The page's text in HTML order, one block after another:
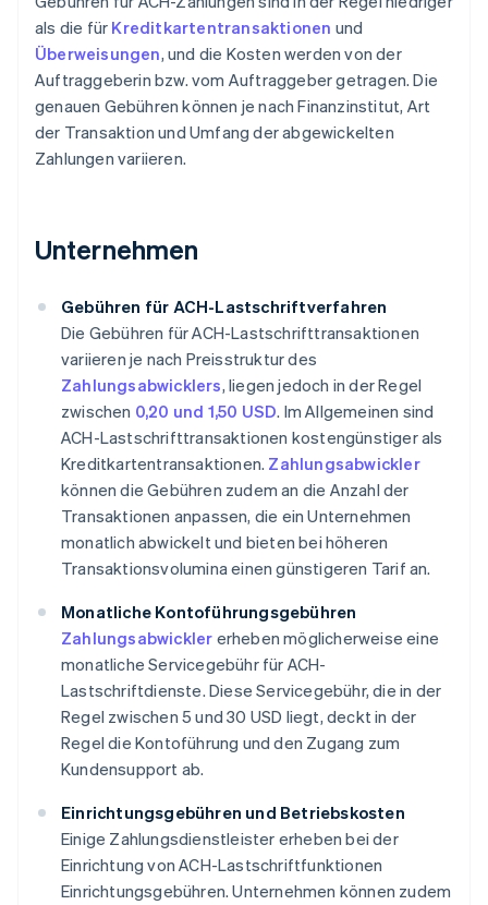
als die für Kreditkartentransaktionen und
Überweisungen, und die Kosten werden von der
Auftraggeberin bzw. vom Auftraggeber getragen. Die
genauen Gebühren können je nach Finanzinstitut, Art
der Transaktion und Umfang der abgewickelten
Zahlungen variieren.
Unternehmen
Gebühren für ACH-Lastschriftverfahren
Die Gebühren für ACH-Lastschrifttransaktionen
variieren je nach Preisstruktur des
Zahlungsabwicklers, liegen jedoch in der Regel
zwischen 0,20 und 1,50 USD. Im Allgemeinen sind
ACH-Lastschrifttransaktionen kostengünstiger als
Kreditkartentransaktionen. Zahlungsabwickler
können die Gebühren zudem an die Anzahl der
Transaktionen anpassen, die ein Unternehmen
monatlich abwickelt und bieten bei höheren
Transaktionsvolumina einen günstigeren Tarif an.
Monatliche Kontoführungsgebühren
Zahlungsabwickler erheben möglicherweise eine
monatliche Servicegebühr für ACH-
Lastschriftdienste. Diese Servicegebühr, die in der
Regel zwischen 5 und 30 USD liegt, deckt in der
Regel die Kontoführung und den Zugang zum
Kundensupport ab.
Einrichtungsgebühren und Betriebskosten
Einige Zahlungsdienstleister erheben bei der
Einrichtung von ACH-Lastschriftfunktionen
Einrichtungsgebühren. Unternehmen können zudem